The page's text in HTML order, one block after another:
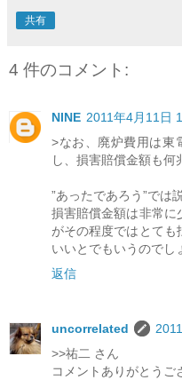
共有
4 件のコメント:
NINE 2011年4月11日
>なお、廃炉費用は東
し、損害賠償金額も何
”あったであろう”では
損害賠償金額は非常に
がその程度ではとて
いいとでもいうのでし
返信
uncorrelated
>>祐二 さん
コメントありがとうご